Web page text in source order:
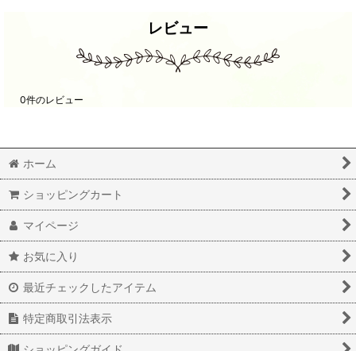
レビュー
0件のレビュー
ホーム
ショッピングカート
マイページ
お気に入り
最近チェックしたアイテム
特定商取引法表示